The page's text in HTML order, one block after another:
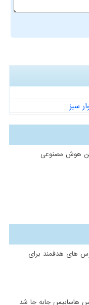
سبز
هوش مصنوعی
های هدفمند برای
هاسابیس جابه جا شد